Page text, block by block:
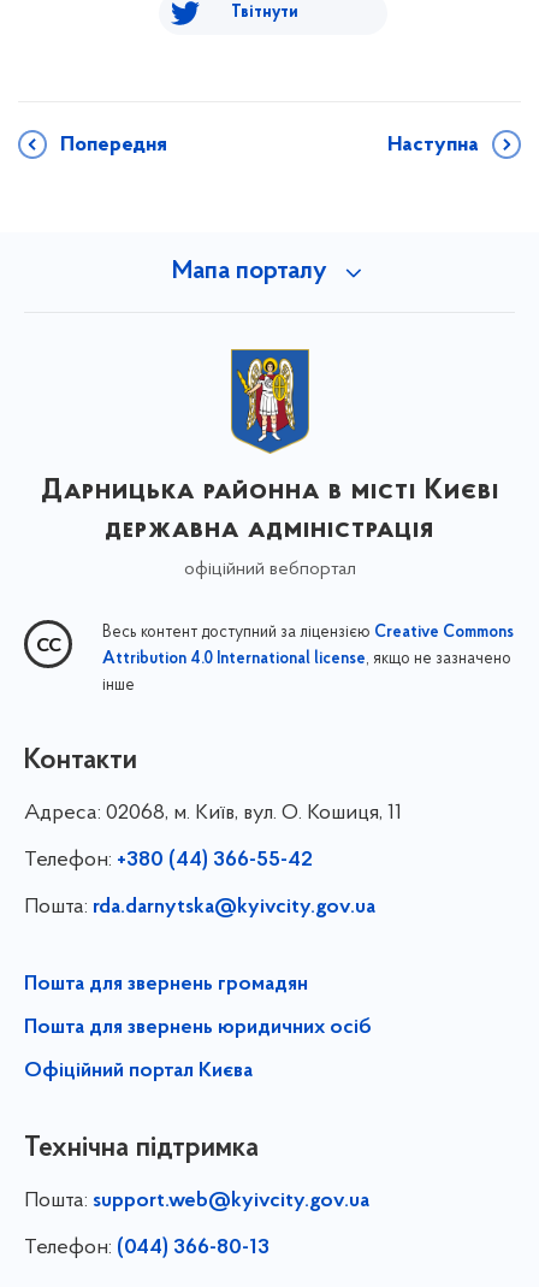
Твітнути
Попередня Наступна
Мапа порталу
Дарницька районна в місті Києві
державна адміністрація
офіційний вебпортал
Весь контент доступний за ліцензією Creative Commons
Attribution 4.0 International license, якщо не зазначено
інше
Контакти
Адреса: 02068, м. Київ, вул. О. Кошиця, 11
Телефон: +380 (44) 366-55-42
Пошта: rda.darnytska@kyivcity.gov.ua
Пошта для звернень громадян
Пошта для звернень юридичних осіб
Офіційний портал Києва
Технічна підтримка
Пошта: support.web@kyivcity.gov.ua
Телефон: (044) 366-80-13